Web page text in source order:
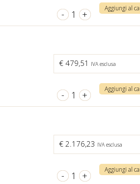
Aggiungi al
- 1 +
€ 479,51 IVA esclusa
Aggiungi al
- 1 +
€ 2.176,23 IVA esclusa
Aggiungi al
- 1 +